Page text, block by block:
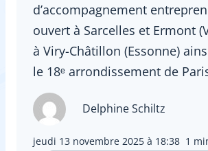
d’accompagnement
ouvert à Sarcelles et Ermont
à Viry-Châtillon (Essonne)
le 18ᵉ arrondissement de
Delphine Schiltz
jeudi 13 novembre 2025 à 18:38 1